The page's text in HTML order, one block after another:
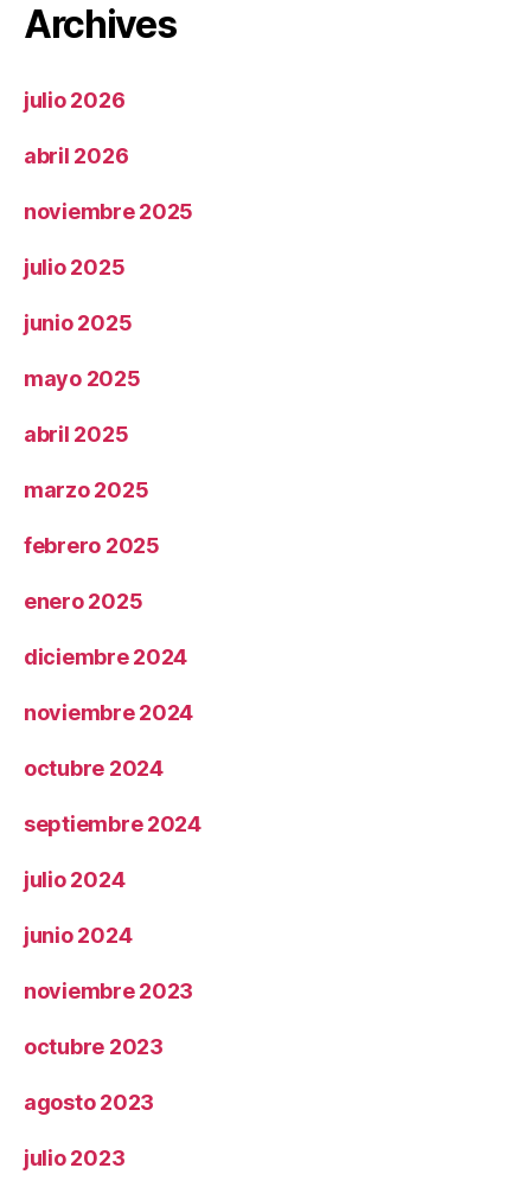
Archives
julio 2026
abril 2026
noviembre 2025
julio 2025
junio 2025
mayo 2025
abril 2025
marzo 2025
febrero 2025
enero 2025
diciembre 2024
noviembre 2024
octubre 2024
septiembre 2024
julio 2024
junio 2024
noviembre 2023
octubre 2023
agosto 2023
julio 2023